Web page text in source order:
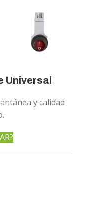
Universal
y calidad